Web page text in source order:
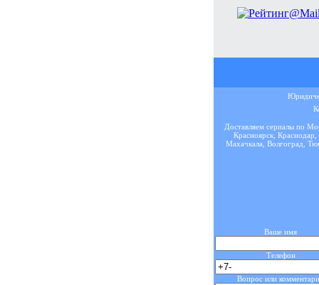
Доставляем сериалы по
Красноярск,
Махачкала, Волгоград,
Ваше имя
Телефон
Вопрос или